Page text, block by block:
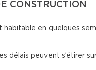
CONSTRUCTION
habitable en quelques
délais peuvent s’étirer